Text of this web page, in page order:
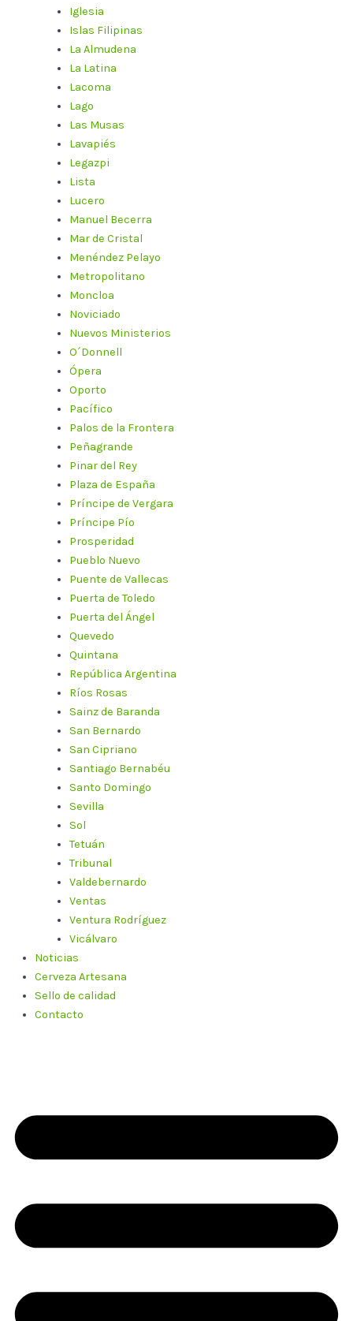
Iglesia
Islas Filipinas
La Almudena
La Latina
Lacoma
Lago
Las Musas
Lavapiés
Legazpi
Lista
Lucero
Manuel Becerra
Mar de Cristal
Menéndez Pelayo
Metropolitano
Moncloa
Noviciado
Nuevos Ministerios
O´Donnell
Ópera
Oporto
Pacífico
Palos de la Frontera
Peñagrande
Pinar del Rey
Plaza de España
Príncipe de Vergara
Príncipe Pío
Prosperidad
Pueblo Nuevo
Puente de Vallecas
Puerta de Toledo
Puerta del Ángel
Quevedo
Quintana
República Argentina
Ríos Rosas
Sainz de Baranda
San Bernardo
San Cipriano
Santiago Bernabéu
Santo Domingo
Sevilla
Sol
Tetuán
Tribunal
Valdebernardo
Ventas
Ventura Rodríguez
Vicálvaro
Noticias
Cerveza Artesana
Sello de calidad
Contacto